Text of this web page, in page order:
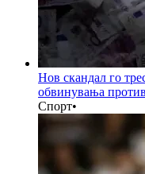
Нов скандал го
обвинувања
Спорт•